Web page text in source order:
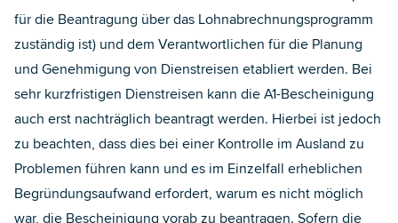
und die A1-Bescheinigung bei der Dienstreise
mitzuführen.
Mitarbeiter regelmäßig in dem oben genannten
Sinne tätig wird. Eine pauschale Ausstellung der
Bescheinigung für sämtliche Mitgliedsstaaten ist
hingegen, wie auch bei der A1-Bescheinigung, nicht
möglich. Die Dauerbescheinigung A1 wird in der
für die Beantragung über das Lohnabrechnungsprogramm
zuständig ist) und dem Verantwortlichen für die Planung
und Genehmigung von Dienstreisen etabliert werden. Bei
sehr kurzfristigen Dienstreisen kann die A1-Bescheinigung
auch erst nachträglich beantragt werden. Hierbei ist jedoch
zu beachten, dass dies bei einer Kontrolle im Ausland zu
Problemen führen kann und es im Einzelfall erheblichen
Begründungsaufwand erfordert, warum es nicht möglich
war, die Bescheinigung vorab zu beantragen. Sofern die